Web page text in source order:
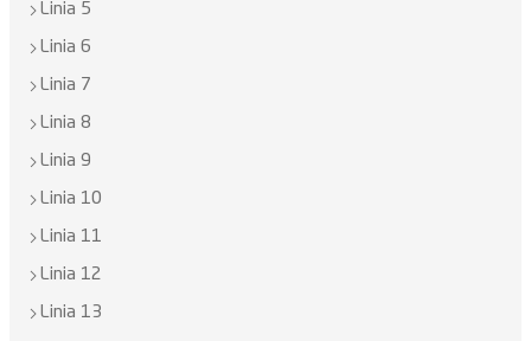
Linia 5
Linia 6
Linia 7
Linia 8
Linia 9
Linia 10
Linia 11
Linia 12
Linia 13